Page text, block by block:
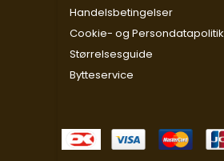
Handelsbetingelser
Cookie- og Persondatapolitik
Størrelsesguide
Bytteservice